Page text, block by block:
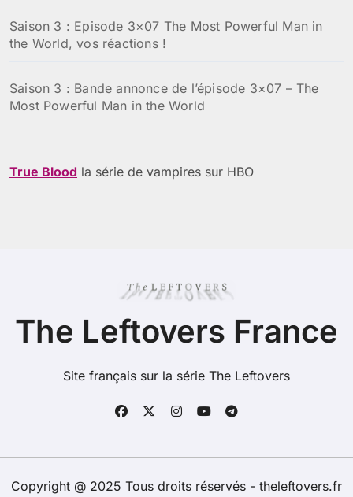
Saison 3 : Episode 3×07 The Most Powerful Man in
the World, vos réactions !
Saison 3 : Bande annonce de l’épisode 3×07 – The
Most Powerful Man in the World
True Blood la série de vampires sur HBO
The Leftovers France
Site français sur la série The Leftovers
Copyright @ 2025 Tous droits réservés - theleftovers.fr